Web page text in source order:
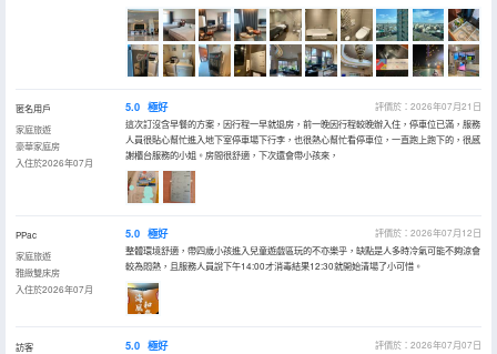
匿名用戶
家庭旅遊
豪華家庭房
入住於2026年07月
5.0 極好
評價於：2026年07月21日
這次訂沒含早餐的方案，因行程一早就退房，前一晚因行程較晚辦入住，停車位已滿，服務
人員很貼心幫忙進入地下室停車場下行李，也很熱心幫忙看停車位，一直跑上跑下的，很感
謝櫃台服務的小姐。房間很舒適，下次還會帶小孩來，
PPac
家庭旅遊
雅緻雙床房
入住於2026年07月
5.0 極好
評價於：2026年07月12日
整體環境舒適，帶四歲小孩進入兒童遊戲區玩的不亦樂乎，缺點是人多時冷氣可能不夠涼會
較為悶熱，且服務人員說下午14:00才消毒結果12:30就開始清場了小可惜。
訪客
5.0 極好
評價於：2026年07月07日